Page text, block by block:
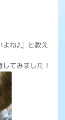
よね♪』と教え
てみました！